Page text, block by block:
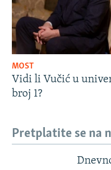
MOST
Vidi li Vučić u
broj 1?
Pretplatite se na